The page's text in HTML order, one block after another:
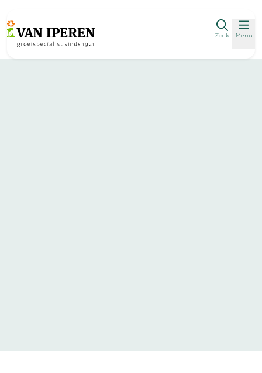
Zoek Menu